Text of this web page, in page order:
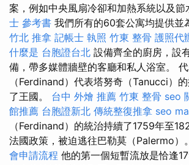
案，例如中央風扇冷卻和加熱系統以及節
士 參考書 我們所有的60套公寓均提供並
竹北 推拿 記帳士 執照 竹東 整骨 護照代
什麼是 台胞證台北 設備齊全的廚房，設
備，帶多媒體牆壁的客廳和私人浴室。
（Ferdinand）代表塔努奇（Tanucci）
了王國。 台中 外燴 推薦 竹東 整骨 seo
館推薦 台胞證新北 傳統整復推拿 seo
（Ferdinand）的統治持續了1759年至
法國政策，被迫逃往巴勒莫（Palermo）
會申請流程 他的第一個短暫流放是恰逢